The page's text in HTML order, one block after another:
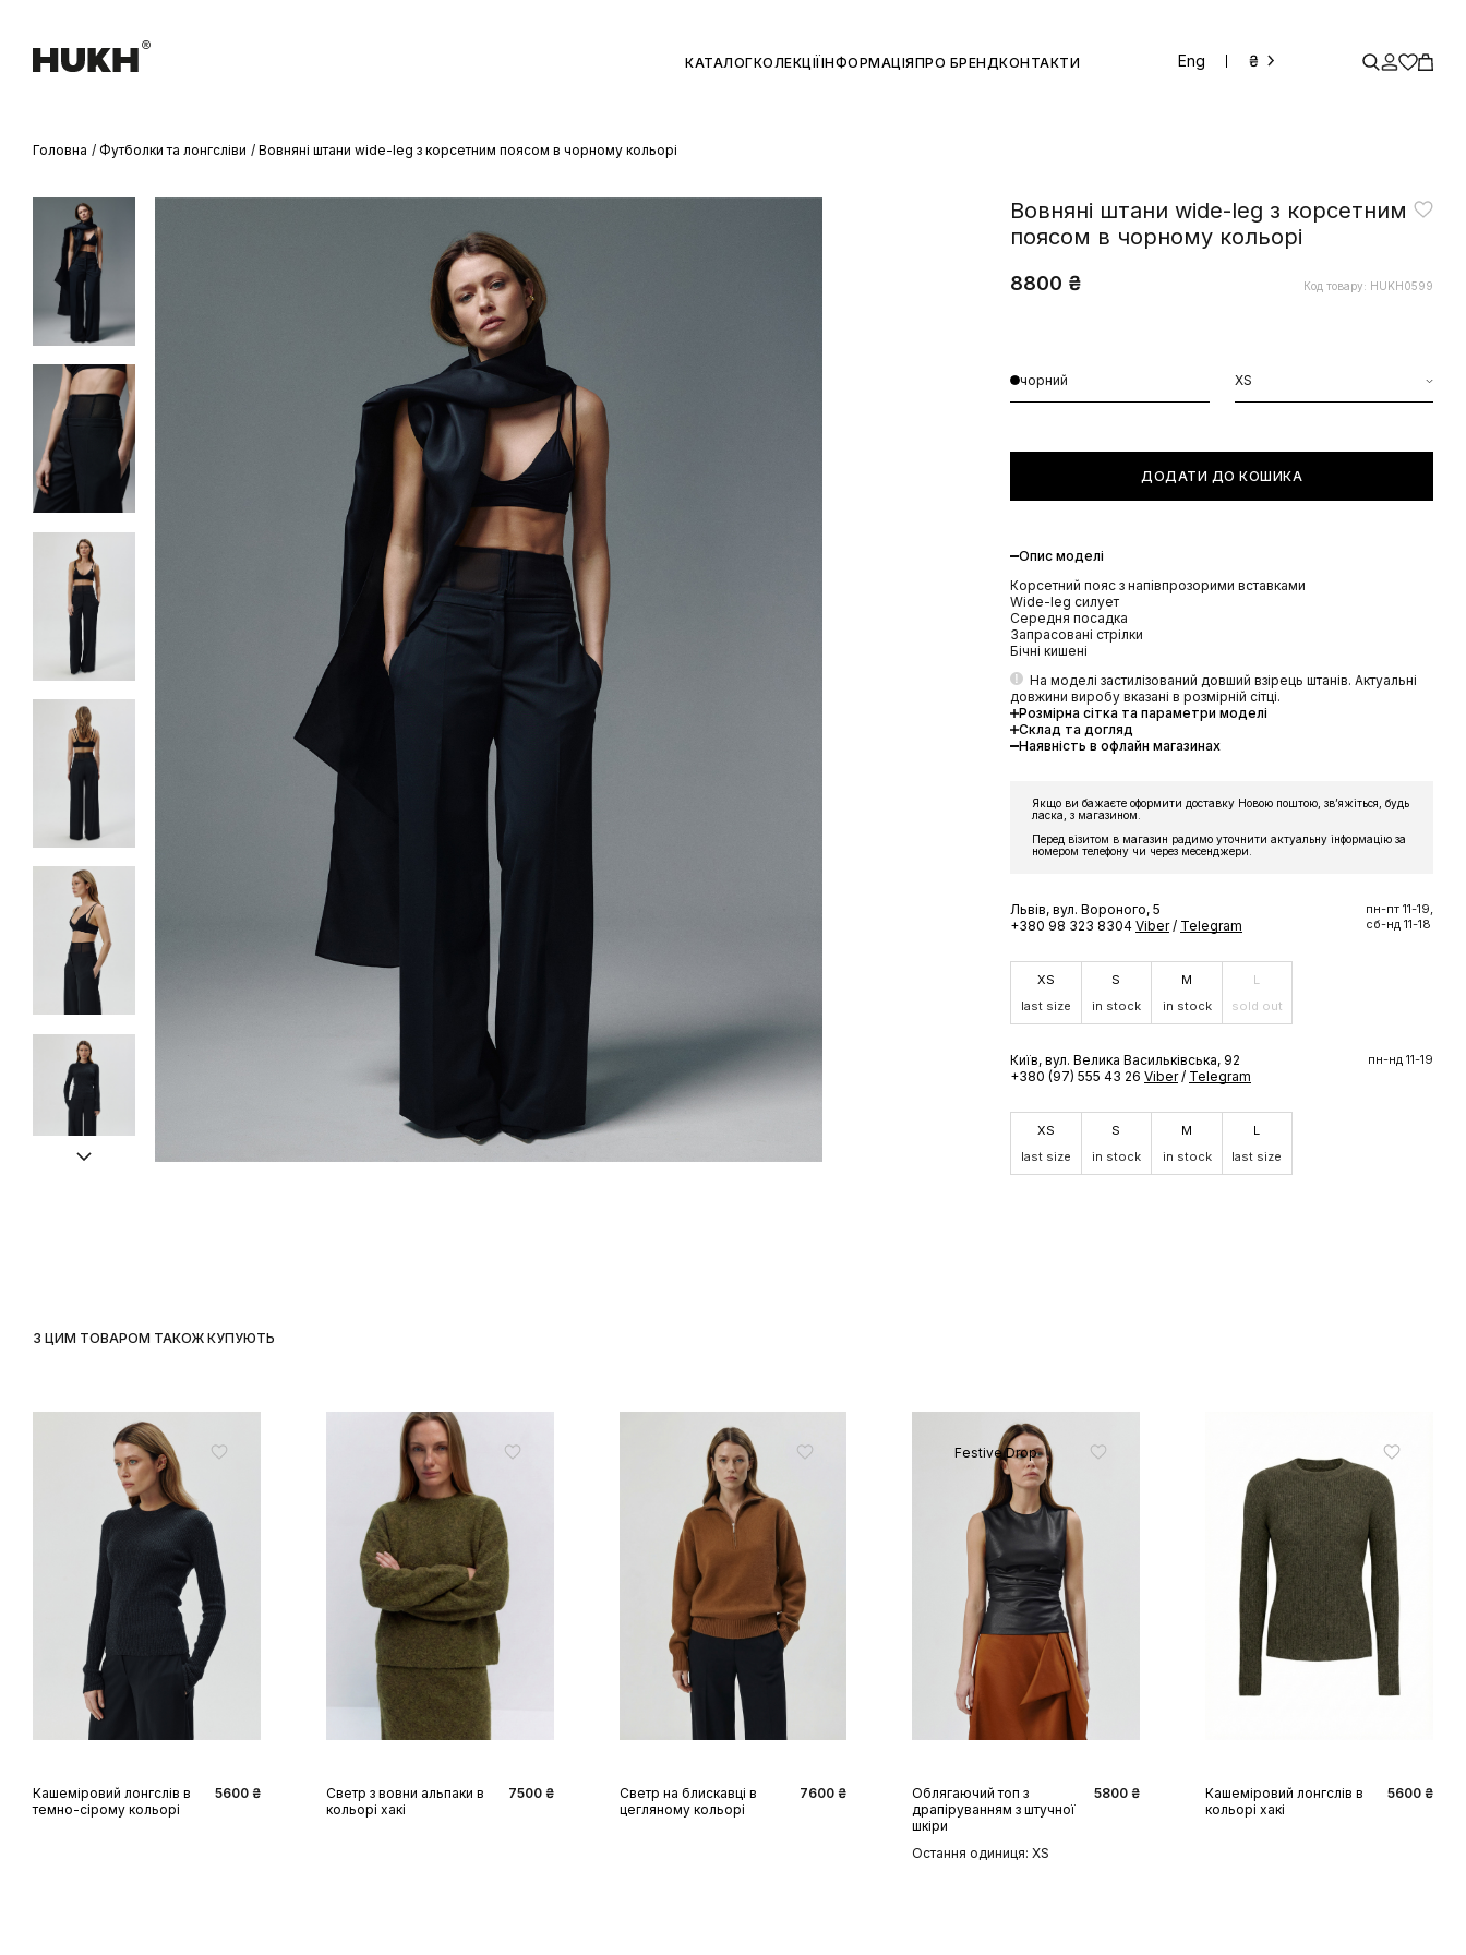
КАТАЛОГКОЛЕКЦІЇ ІНФОРМАЦІЯПРО БРЕНДКОНТАКТИ Eng ₴
Головна Футболки та лонгсліви Вовняні штани wide-leg з корсетним поясом в чорному кольорі
Вовняні штани wide-leg з корсетним
поясом в чорному кольорі
8800 ₴ Код товару: HUKH0599
чорний XS
ДОДАТИ ДО КОШИКА
Опис моделі
Корсетний пояс з напівпрозорими вставками
Wide-leg силует
Середня посадка
Запрасовані стрілки
Бічні кишені
На моделі застилізований довший взірець штанів. Актуальні
довжини виробу вказані в розмірній сітці.
Розмірна сітка та параметри моделі
Склад та догляд
Наявність в офлайн магазинах
Якщо ви бажаєте оформити доставку Новою поштою, звʼяжіться, будь
ласка, з магазином.
Перед візитом в магазин радимо уточнити актуальну інформацію за
номером телефону чи через месенджери.
Львів, вул. Вороного, 5
+380 98 323 8304 Viber / Telegram
пн-пт 11-19,
сб-нд 11-18
XS
last size
S
in stock
M
in stock
L
sold out
Київ, вул. Велика Васильківська, 92
+380 (97) 555 43 26 Viber / Telegram
пн-нд 11-19
XS
last size
S
in stock
M
in stock
L
last size
З ЦИМ ТОВАРОМ ТАКОЖ КУПУЮТЬ
XSS
Кашеміровий лонгслів в
темно-сірому кольорі
5600 ₴
XSS M
Светр з вовни альпаки в
кольорі хакі
7500 ₴
SM
Светр на блискавці в
цегляному кольорі
7600 ₴
Festive Drop
XS S XL
Облягаючий топ з
драпіруванням з штучної
шкіри
5800 ₴
Остання одиниця: XS
Кашеміровий лонгслів в
кольорі хакі
5600 ₴
Підпишіться на розсилку та отримайте доступ до